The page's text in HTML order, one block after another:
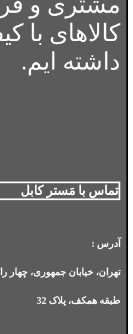
کالاهای با
داشته ایم.
تماس با مَستر کابل
آدرس :
تهران، خیابان جمهوری، چهار
طبقه همکف، پلاک 32